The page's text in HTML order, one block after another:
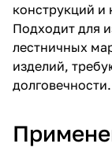
конструкций и
Подходит для
лестничных
изделий,
долговечности.